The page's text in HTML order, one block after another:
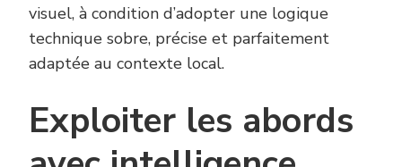
visuel, à condition d’adopter une logique
technique sobre, précise et parfaitement
adaptée au contexte local.
Exploiter les abords